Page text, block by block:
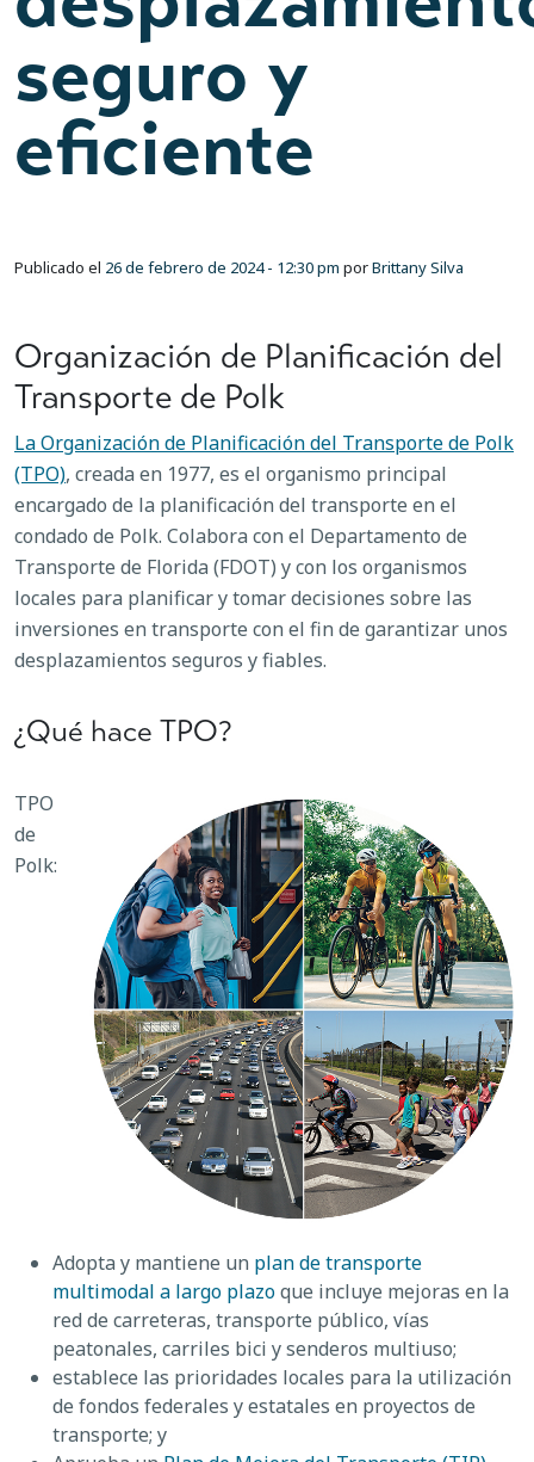
seguro y
eficiente
Publicado el 26 de febrero de 2024 - 12:30 pm porBrittany Silva
Organización de Planificación del
Transporte de Polk
La Organización de Planificación del Transporte de Polk
(TPO), creada en 1977, es el organismo principal
encargado de la planificación del transporte en el
condado de Polk. Colabora con el Departamento de
Transporte de Florida (FDOT) y con los organismos
locales para planificar y tomar decisiones sobre las
inversiones en transporte con el fin de garantizar unos
desplazamientos seguros y fiables.
¿Qué hace TPO?
TPO
de
Polk:
Adopta y mantiene un plan de transporte
multimodal a largo plazoque incluye mejoras en la
red de carreteras, transporte público, vías
peatonales, carriles bici y senderos multiuso;
establece las prioridades locales para la utilización
de fondos federales y estatales en proyectos de
transporte; y